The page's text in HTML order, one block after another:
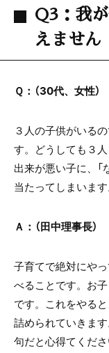
Q3：我
えません
Ｑ：（30代、女性）
３人の子供がいる
す。どうしても３
出来が悪い子に、「
当たってしまいま
Ａ：（田中理事長）
子育てで絶対にや
べることです。お
です。これをやる
詰められていきます
句だと心得てくださ